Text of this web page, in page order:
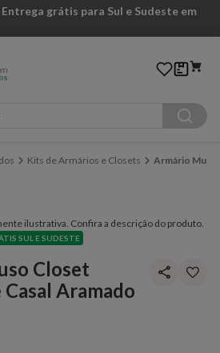
Entrega grátis para Sul e Sudeste em
Kits de Armários e Closets Armário
ilustrativa. Confira a descrição do produto.
SUL E SUDESTE
Closet
Aramado